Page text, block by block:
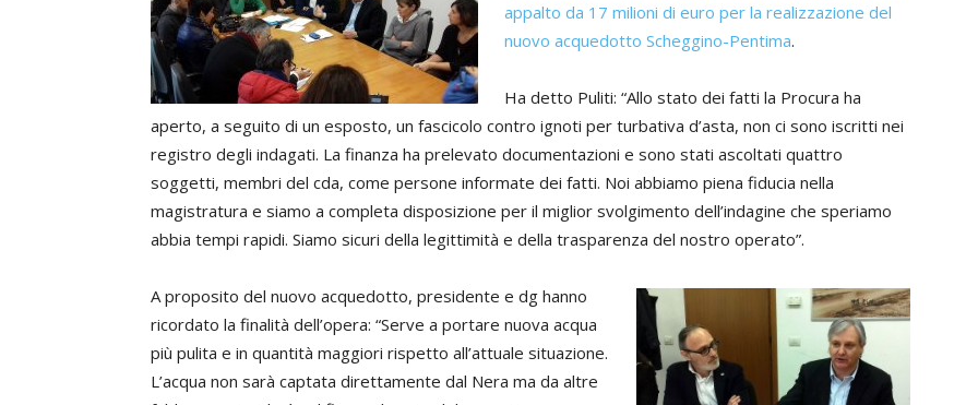
appalto da 17 milioni di euro per la realizzazione del
nuovo acquedotto Scheggino-Pentima.
Ha detto Puliti: “Allo stato dei fatti la Procura ha
aperto, a seguito di un esposto, un fascicolo contro ignoti per turbativa d’asta, non ci sono iscritti nei
registro degli indagati. La finanza ha prelevato documentazioni e sono stati ascoltati quattro
soggetti, membri del cda, come persone informate dei fatti. Noi abbiamo piena fiducia nella
magistratura e siamo a completa disposizione per il miglior svolgimento dell’indagine che speriamo
abbia tempi rapidi. Siamo sicuri della legittimità e della trasparenza del nostro operato”.
A proposito del nuovo acquedotto, presidente e dg hanno
ricordato la finalità dell’opera: “Serve a portare nuova acqua
più pulita e in quantità maggiori rispetto all’attuale situazione.
L’acqua non sarà captata direttamente dal Nera ma da altre